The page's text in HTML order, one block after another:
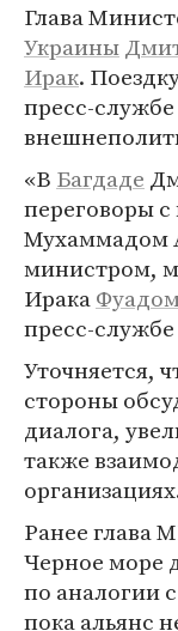
Глава
Украины
Ирак.
пресс-
«В Багдаде
переговоры
Мухаммадом
министром,
Ирака
пресс-
Уточняется,
стороны
диалога,
также
Ранее глава
Черное море
по аналогии
пока альянс